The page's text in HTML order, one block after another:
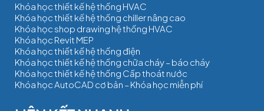
Khóa học thiết kế hệ thống HVAC
Khóa học thiết kế hệ thống chiller nâng cao
Khóa học shop drawing hệ thống HVAC
Khóa học Revit MEP
Khóa học thiết kế hệ thống điện
Khóa học thiết kế hệ thống chữa cháy – báo cháy
Khóa học thiết kế hệ thống Cấp thoát nước
Khóa học AutoCAD cơ bản – Khóa học miễn phí